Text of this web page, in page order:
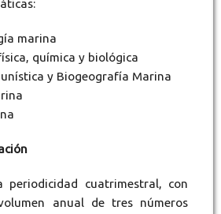
marina
química y biológica
y Biogeografía Marina
periodicidad cuatrimestral, con
anual de tres números